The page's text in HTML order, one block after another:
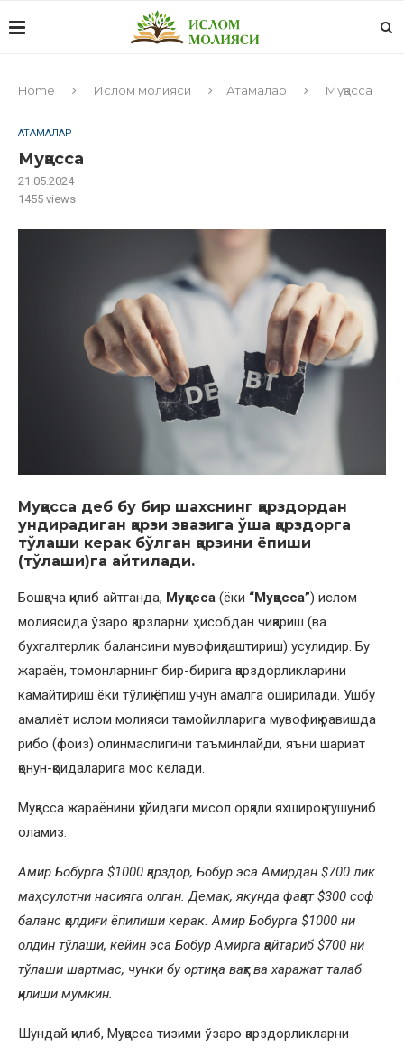
Home Ислом молияси Атамалар Муқасса
АТАМАЛАР
Муқасса
21.05.2024
1455 views
Муқасса деб бу бир шахснинг қарздордан
ундирадиган қарзи эвазига ўша қарздорга
тўлаши керак бўлган қарзини ёпиши
(тўлаши)га айтилади.
Бошқача қилиб айтганда, Муқасса (ёки “Муқосса”) ислом
молиясида ўзаро қарзларни ҳисобдан чиқариш (ва
бухгалтерлик балансини мувофиқлаштириш) усулидир. Бу
жараён, томонларнинг бир-бирига қарздорликларини
камайтириш ёки тўлиқ ёпиш учун амалга оширилади. Ушбу
амалиёт ислом молияси тамойилларига мувофиқ равишда
рибо (фоиз) олинмаслигини таъминлайди, яъни шариат
қонун-қоидаларига мос келади.
Муқасса жараёнини қуйидаги мисол орқали яхшироқ тушуниб
оламиз:
Амир Бобурга $1000 қарздор, Бобур эса Амирдан $700 лик
маҳсулотни насияга олган. Демак, якунда фақат $300 соф
баланс қолдиғи ёпилиши керак. Амир Бобурга $1000 ни
олдин тўлаши, кейин эса Бобур Амирга қайтариб $700 ни
тўлаши шартмас, чунки бу ортиқча вақт ва харажат талаб
қилиши мумкин.
Шундай қилиб, Муқасса тизими ўзаро қарздорликларни